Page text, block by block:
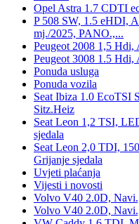
Opel Astra 1.7 CDTI
P 508 SW, 1.5 eHDI,
mj./2025, PANO.,...
Peugeot 2008 1,5
Peugeot 3008 1.5
Ponuda usluga
Ponuda vozila
Seat Ibiza 1.0 EcoTSI
Sitz.Heiz
Seat Leon 1,2 TSI,
sjedala
Seat Leon 2,0 TDI,
Grijanje sjedala
Uvjeti plaćanja
Vijesti i novosti
Volvo V40 2.0D,
Volvo V40 2.0D,